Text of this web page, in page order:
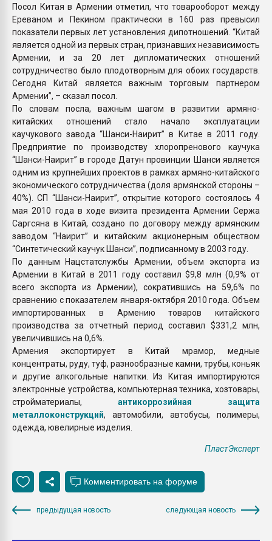
Посол Китая в Армении отметил, что товарооборот между
Ереваном и Пекином практически в 160 раз превысил
показатели первых лет установления дипотношений. “Китай
является одной из первых стран, признавших независимость
Армении, и за 20 лет дипломатических отношений
сотрудничество было плодотворным для обоих государств.
Сегодня Китай является важным торговым партнером
Армении”, – сказал посол.
По словам посла, важным шагом в развитии армяно-
китайских отношений стало начало эксплуатации
каучукового завода “Шанси-Наирит” в Китае в 2011 году.
Предприятие по производству хлоропренового каучука
“Шанси-Наирит” в городе Датун провинции Шанси является
одним из крупнейших проектов в рамках армяно-китайского
экономического сотрудничества (доля армянской стороны –
40%). СП “Шанси-Наирит”, открытие которого состоялось 4
мая 2010 года в ходе визита президента Армении Сержа
Саргсяна в Китай, создано по договору между армянским
заводом “Наирит” и китайским акционерным обществом
“Синтетический каучук Шанси”, подписанному в 2003 году.
По данным Нацстатслужбы Армении, объем экспорта из
Армении в Китай в 2011 году составил $9,8 млн (0,9% от
всего экспорта из Армении), сократившись на 59,6% по
сравнению с показателем января-октября 2010 года. Объем
импортированных в Армению товаров китайского
производства за отчетный период составил $331,2 млн,
увеличившись на 0,6%.
Армения экспортирует в Китай мрамор, медные
концентраты, руду, туф, разнообразные камни, трубы, коньяк
и другие алкогольные напитки. Из Китая импортируются
электронные устройства, компьютерная техника, хозтовары,
стройматериалы, антикоррозийная защита
металлоконструкций, автомобили, автобусы, полимеры,
одежда, ювелирные изделия.
ПластЭксперт
предыдущая новость следующая новость